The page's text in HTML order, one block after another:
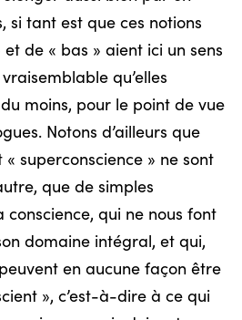
si tant est que ces notions
de « bas » aient ici un sens
qu’elles
moins, pour le point de vue
Notons d’ailleurs que
« superconscience » ne sont
que de simples
qui ne nous font
domaine intégral, et qui,
en aucune façon être
», c’est-à-dire à ce qui